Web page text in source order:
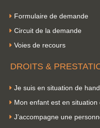
Formulaire de demande
Circuit de la demande
Voies de recours
DROITS &
Je suis en situation de
Mon enfant est en situation
J’accompagne une